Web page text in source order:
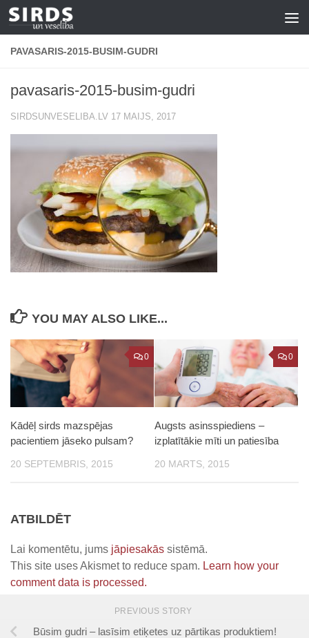
Skip to content
PAVASARIS-2015-BUSIM-GUDRI
pavasaris-2015-busim-gudri
SIRDSUNVESELIBA.LV 17 MAIJS, 2017
YOU MAY ALSO LIKE...
0
Kādēļ sirds mazspējas
pacientiem jāseko pulsam?
20 SEPTEMBRIS, 2015
0
Augsts asinsspiediens –
izplatītākie mīti un patiesība
20 MARTS, 2015
ATBILDĒT
Lai komentētu, jums jāpiesakās sistēmā.
This site uses Akismet to reduce spam. Learn how your
comment data is processed.
PREVIOUS STORY
Būsim gudri – lasīsim etiķetes uz pārtikas produktiem!